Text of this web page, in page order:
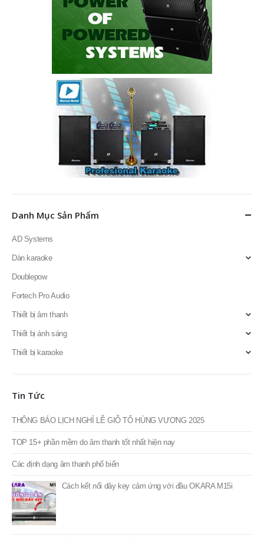
Danh Mục Sản Phẩm
AD Systems
Dàn karaoke
Doublepow
Fortech Pro Audio
Thiết bị âm thanh
Thiết bị ánh sáng
Thiết bị karaoke
Tin Tức
THÔNG BÁO LỊCH NGHỈ LỄ GIỖ TỔ HÙNG VƯƠNG 2025
TOP 15+ phần mềm do âm thanh tốt nhất hiện nay
Các định dạng âm thanh phổ biến
Cách kết nối dây key cảm ứng với đầu OKARA M15i